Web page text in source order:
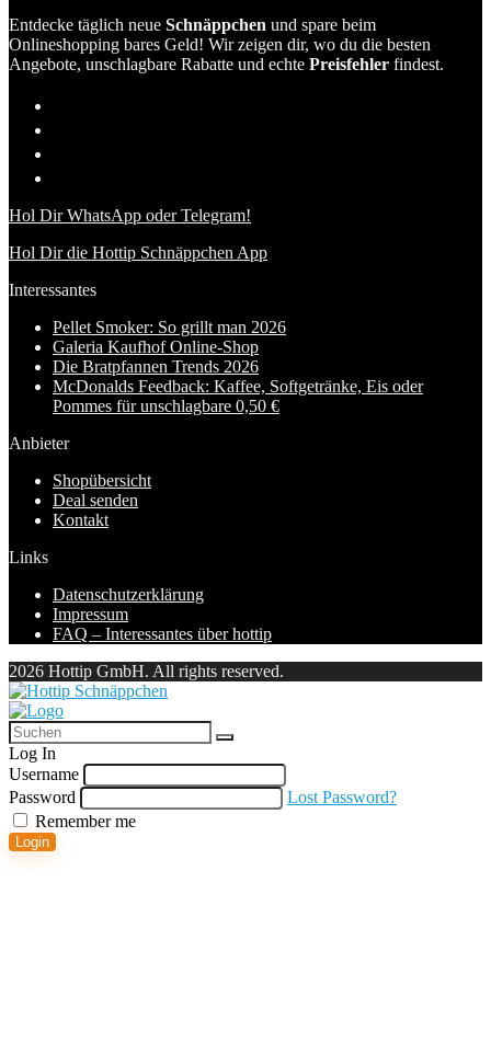
Entdecke täglich neue Schnäppchen und spare beim
Onlineshopping bares Geld! Wir zeigen dir, wo du die besten
Angebote, unschlagbare Rabatte und echte Preisfehler findest.
Hol Dir WhatsApp oder Telegram!
Hol Dir die Hottip Schnäppchen App
Interessantes
Pellet Smoker: So grillt man 2026
Galeria Kaufhof Online-Shop
Die Bratpfannen Trends 2026
McDonalds Feedback: Kaffee, Softgetränke, Eis oder
Pommes für unschlagbare 0,50 €
Anbieter
Shopübersicht
Deal senden
Kontakt
Links
Datenschutzerklärung
Impressum
FAQ – Interessantes über hottip
2026 Hottip GmbH. All rights reserved.
Log In
Username
Password
Lost Password?
Remember me
Login